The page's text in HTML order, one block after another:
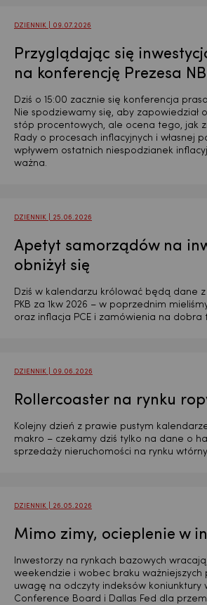
DZIENNIK | 09.07.2026
Przyglądając się
na konferencję Prezesa
Dziś o 15:00 zacznie się konferencja
Nie spodziewamy się, aby zapowiedział
stóp procentowych, ale ocena tego, jak
Rady o procesach inflacyjnych i własnej
wpływem ostatnich niespodzianek
ważna.
DZIENNIK | 25.06.2026
Apetyt samorządów na
obniżył się
Dziś w kalendarzu królować będą dane z
PKB za 1kw 2026 – w poprzednim
oraz inflacja PCE i zamówienia na dobra
DZIENNIK | 09.06.2026
Rollercoaster na rynku
Kolejny dzień z prawie pustym
makro – czekamy dziś tylko na dane o
sprzedaży nieruchomości na rynku
DZIENNIK | 26.05.2026
Mimo zimy, ocieplenie w
Inwestorzy na rynkach bazowych
weekendzie i wobec braku ważniejszych
uwagę na odczyty indeksów koniunktury
Conference Board i Dallas Fed dla
EUR